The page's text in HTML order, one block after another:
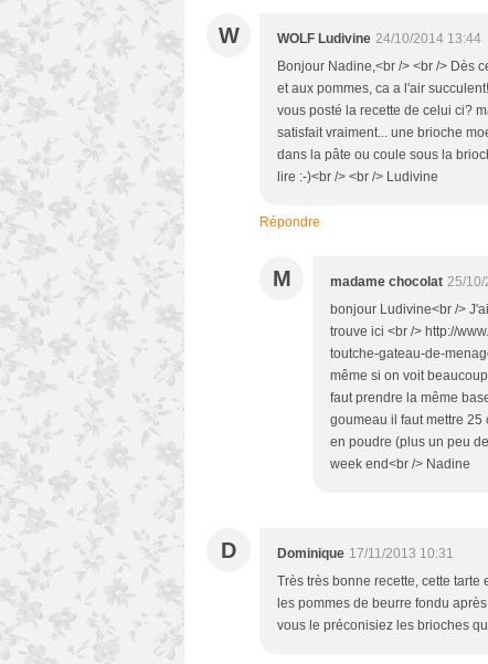
W WOLF Ludivine 24/10/2014 13:44
Bonjour Nadine,<br /> <br /> Dès
et aux pommes, ca a l'air
vous posté la recette de celui ci?
satisfait vraiment... une brioche
dans la pâte ou coule sous la
lire :-)<br /> <br /> Ludivine
Répondre
M madame chocolat 25/10/
bonjour Ludivine<br />
trouve ici <br /> http://
toutche-gateau-de-
même si on voit
faut prendre la même
goumeau il faut mettre 25
en poudre (plus un peu
week end<br /> Nadine
D Dominique 17/11/2013 10:31
Très très bonne recette, cette
les pommes de beurre fondu
vous le préconisiez les brioches